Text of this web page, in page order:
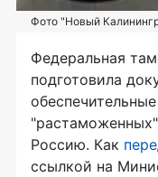
Фото "Новый
Федеральная
подготовила
Россию. Как
ссылкой на